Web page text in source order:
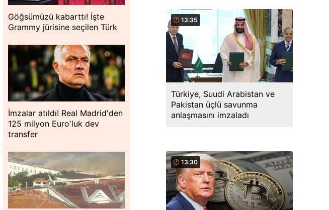
Göğsümüzü kabarttı! İşte
Grammy jürisine seçilen Türk
İmzalar atıldı! Real Madrid'den
125 milyon Euro'luk dev
transfer
13:35
Türkiye, Suudi Arabistan ve
Pakistan üçlü savunma
anlaşmasını imzaladı
13:30